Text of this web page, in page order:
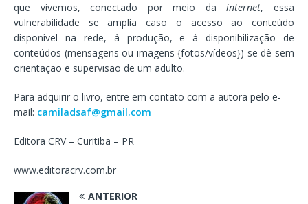
que vivemos, conectado por meio dainternet, essa
vulnerabilidade se amplia caso o acesso ao conteúdo
disponível na rede, à produção, e à disponibilização de
conteúdos (mensagens ou imagens {fotos/vídeos}) se dê sem
orientação e supervisão de um adulto.
Para adquirir o livro, entre em contato com a autora pelo e-
mail: camiladsaf@gmail.com
Editora CRV – Curitiba – PR
www.editoracrv.com.br
ANTERIOR